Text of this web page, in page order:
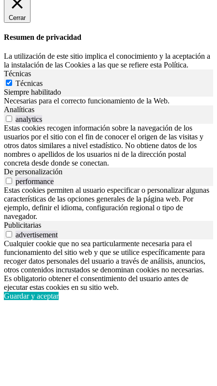
Cerrar
Resumen de privacidad
La utilización de este sitio implica el conocimiento y la aceptación a
la instalación de las Cookies a las que se refiere esta Política.
Técnicas
Técnicas
Siempre habilitado
Necesarias para el correcto funcionamiento de la Web.
Analíticas
analytics
Estas cookies recogen información sobre la navegación de los
usuarios por el sitio con el fin de conocer el origen de las visitas y
otros datos similares a nivel estadístico. No obtiene datos de los
nombres o apellidos de los usuarios ni de la dirección postal
concreta desde donde se conectan.
De personalización
performance
Estas cookies permiten al usuario especificar o personalizar algunas
características de las opciones generales de la página web. Por
ejemplo, definir el idioma, configuración regional o tipo de
navegador.
Publicitarias
advertisement
Cualquier cookie que no sea particularmente necesaria para el
funcionamiento del sitio web y que se utilice específicamente para
recoger datos personales del usuario a través de análisis, anuncios,
otros contenidos incrustados se denominan cookies no necesarias.
Es obligatorio obtener el consentimiento del usuario antes de
ejecutar estas cookies en su sitio web.
Guardar y aceptar